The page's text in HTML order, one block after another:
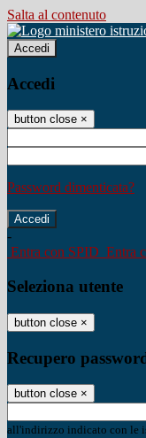
Salta al contenuto
Accedi
Accedi
button close ×
Password dimenticata?
-
Entra con SPID Entra
Seleziona utente
button close ×
Recupero
button close ×
all'indirizzo indicato con le